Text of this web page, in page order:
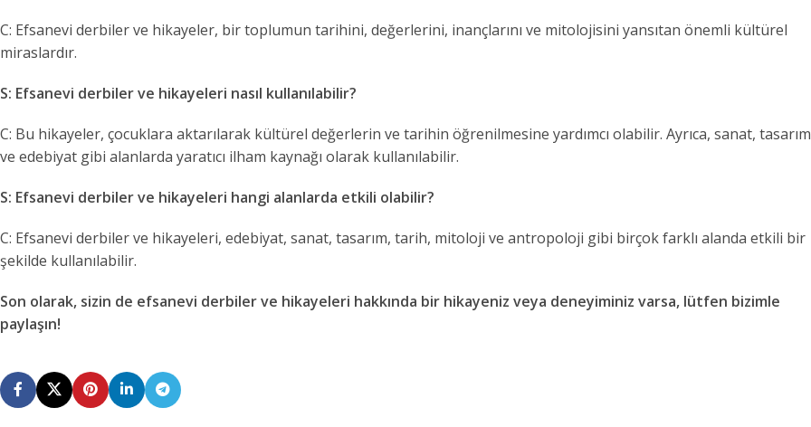
C: Efsanevi derbiler ve hikayeler, bir toplumun tarihini, değerlerini, inançlarını ve mitolojisini yansıtan önemli kültürel
miraslardır.
S: Efsanevi derbiler ve hikayeleri nasıl kullanılabilir?
C: Bu hikayeler, çocuklara aktarılarak kültürel değerlerin ve tarihin öğrenilmesine yardımcı olabilir. Ayrıca, sanat, tasarım
ve edebiyat gibi alanlarda yaratıcı ilham kaynağı olarak kullanılabilir.
S: Efsanevi derbiler ve hikayeleri hangi alanlarda etkili olabilir?
C: Efsanevi derbiler ve hikayeleri, edebiyat, sanat, tasarım, tarih, mitoloji ve antropoloji gibi birçok farklı alanda etkili bir
şekilde kullanılabilir.
Son olarak, sizin de efsanevi derbiler ve hikayeleri hakkında bir hikayeniz veya deneyiminiz varsa, lütfen bizimle
paylaşın!